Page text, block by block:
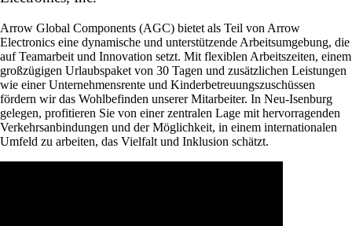
Arrow Global Components (AGC) bietet als Teil von Arrow
Electronics eine dynamische und unterstützende Arbeitsumgebung, die
auf Teamarbeit und Innovation setzt. Mit flexiblen Arbeitszeiten, einem
großzügigen Urlaubspaket von 30 Tagen und zusätzlichen Leistungen
wie einer Unternehmensrente und Kinderbetreuungszuschüssen
fördern wir das Wohlbefinden unserer Mitarbeiter. In Neu-Isenburg
gelegen, profitieren Sie von einer zentralen Lage mit hervorragenden
Verkehrsanbindungen und der Möglichkeit, in einem internationalen
Umfeld zu arbeiten, das Vielfalt und Inklusion schätzt.